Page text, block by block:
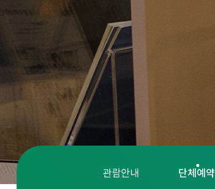
관람안내 단체예약